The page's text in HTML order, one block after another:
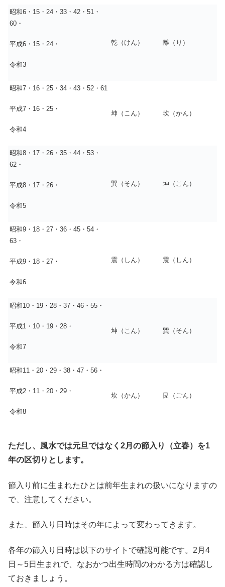
昭和6・15・24・33・42・51・
60・
平成6・15・24・
令和3
乾（けん） 離（り）
昭和7・16・25・34・43・52・61
平成7・16・25・
令和4
坤（こん） 坎（かん）
昭和8・17・26・35・44・53・
62・
平成8・17・26・
令和5
巽（そん） 坤（こん）
昭和9・18・27・36・45・54・
63・
平成9・18・27・
令和6
震（しん） 震（しん）
昭和10・19・28・37・46・55・
平成1・10・19・28・
令和7
坤（こん） 巽（そん）
昭和11・20・29・38・47・56・
平成2・11・20・29・
令和8
坎（かん） 艮（ごん）
ただし、風水では元旦ではなく2月の節入り（立春）を1
年の区切りとします。
節入り前に生まれたひとは前年生まれの扱いになりますの
で、注意してください。
また、節入り日時はその年によって変わってきます。
各年の節入り日時は以下のサイトで確認可能です。2月4
日～5日生まれで、なおかつ出生時間のわかる方は確認し
ておきましょう。